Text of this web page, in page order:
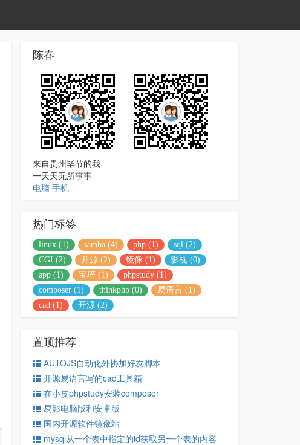
陈春
来自贵州毕节的我
一天天无所事事
电脑 手机
热门标签
linux (1) samba (4) php (1)
sql (2)
CGI (2)
开源 (2) 镜像 (1)
影视 (0)
app (1)
宝塔 (1)
phpstudy (1)
composer (1)
thinkphp (0)
易语言 (1)
cad (1)
开源 (2)
置顶推荐
AUTOJS自动化外协加好友脚本
开源易语言写的cad工具箱
在小皮phpstudy安装composer
易影电脑版和安卓版
国内开源软件镜像站
mysql从一个表中指定的id获取另一个表的内容